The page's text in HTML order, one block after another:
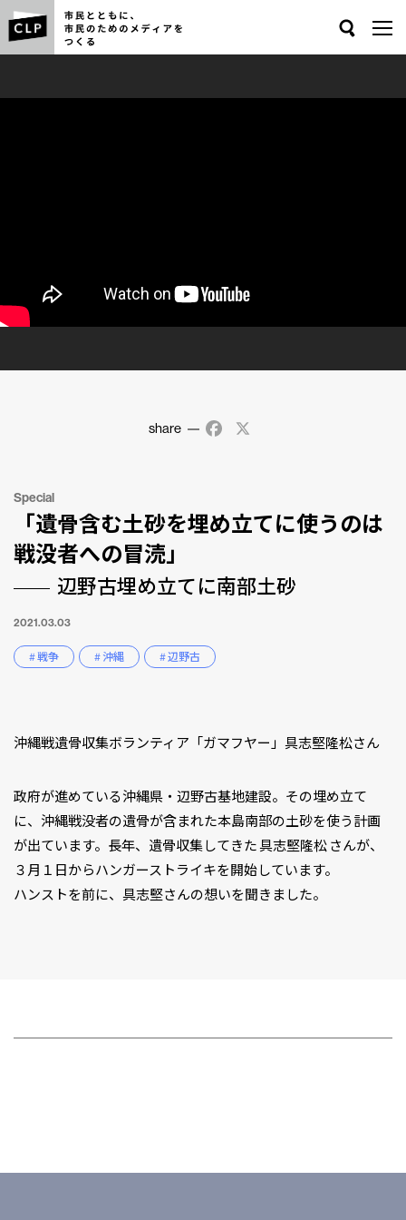
share Facebook
Special
「遺骨含む土砂を埋め立てに使うのは
戦没者への冒涜」
辺野古埋め立てに南部土砂
2021.03.03
# 戦争 # 沖縄 # 辺野古
沖縄戦遺骨収集ボランティア「ガマフヤー」具志堅隆松さん
政府が進めている沖縄県・辺野古基地建設。その埋め立て
に、沖縄戦没者の遺骨が含まれた本島南部の土砂を使う計画
が出ています。長年、遺骨収集してきた 具志堅隆松 さんが、
３月１日からハンガーストライキを開始しています。
ハンストを前に、具志堅さんの想いを聞きました。